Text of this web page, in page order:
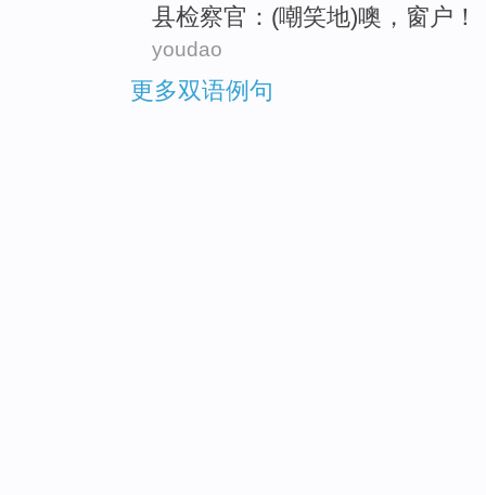
县检察官 ：(嘲笑地)噢 ， 窗户 ！
youdao
更多双语例句